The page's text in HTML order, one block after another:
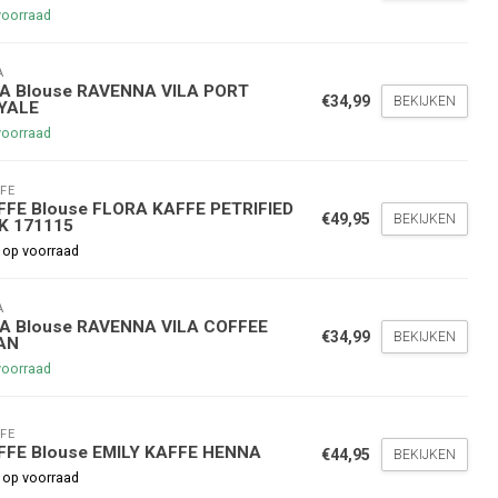
Blouse RAVENNA VILA PORT
€34,99 BEKIJKEN
Blouse FLORA KAFFE PETRIFIED
171115
voorraad
€49,95 BEKIJKEN
Blouse RAVENNA VILA COFFEE
€34,99 BEKIJKEN
Blouse EMILY KAFFE HENNA
voorraad
€44,95 BEKIJKEN
te blijven over onze
van €45,00